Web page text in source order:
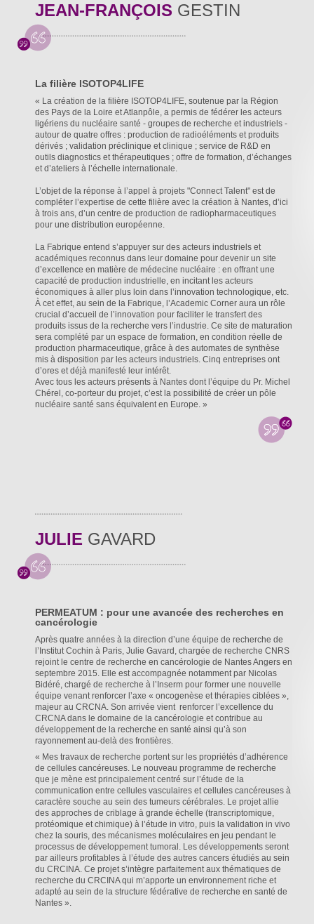
JEAN-FRANÇOIS GESTIN
La filière ISOTOP4LIFE
« La création de la filière ISOTOP4LIFE, soutenue par la Région
des Pays de la Loire et Atlanpôle, a permis de fédérer les acteurs
ligériens du nucléaire santé - groupes de recherche et industriels -
autour de quatre offres : production de radioéléments et produits
dérivés ; validation préclinique et clinique ; service de R&D en
outils diagnostics et thérapeutiques ; offre de formation, d’échanges
et d’ateliers à l’échelle internationale.
L’objet de la réponse à l’appel à projets "Connect Talent" est de
compléter l’expertise de cette filière avec la création à Nantes, d’ici
à trois ans, d’un centre de production de radiopharmaceutiques
pour une distribution européenne.
La Fabrique entend s’appuyer sur des acteurs industriels et
académiques reconnus dans leur domaine pour devenir un site
d’excellence en matière de médecine nucléaire : en offrant une
capacité de production industrielle, en incitant les acteurs
économiques à aller plus loin dans l’innovation technologique, etc.
À cet effet, au sein de la Fabrique, l’Academic Corner aura un rôle
crucial d’accueil de l’innovation pour faciliter le transfert des
produits issus de la recherche vers l’industrie. Ce site de maturation
sera complété par un espace de formation, en condition réelle de
production pharmaceutique, grâce à des automates de synthèse
mis à disposition par les acteurs industriels. Cinq entreprises ont
d’ores et déjà manifesté leur intérêt.
Avec tous les acteurs présents à Nantes dont l’équipe du Pr. Michel
Chérel, co-porteur du projet, c’est la possibilité de créer un pôle
nucléaire santé sans équivalent en Europe. »
JULIE GAVARD
PERMEATUM : pour une avancée des recherches en
cancérologie
Après quatre années à la direction d’une équipe de recherche de
l’Institut Cochin à Paris, Julie Gavard, chargée de recherche CNRS
rejoint le centre de recherche en cancérologie de Nantes Angers en
septembre 2015. Elle est accompagnée notamment par Nicolas
Bidéré, chargé de recherche à l’Inserm pour former une nouvelle
équipe venant renforcer l’axe « oncogenèse et thérapies ciblées »,
majeur au CRCNA. Son arrivée vient renforcer l’excellence du
CRCNA dans le domaine de la cancérologie et contribue au
développement de la recherche en santé ainsi qu’à son
rayonnement au-delà des frontières.
« Mes travaux de recherche portent sur les propriétés d’adhérence
de cellules cancéreuses. Le nouveau programme de recherche
que je mène est principalement centré sur l’étude de la
communication entre cellules vasculaires et cellules cancéreuses à
caractère souche au sein des tumeurs cérébrales. Le projet allie
des approches de criblage à grande échelle (transcriptomique,
protéomique et chimique) à l’étude in vitro, puis la validation in vivo
chez la souris, des mécanismes moléculaires en jeu pendant le
processus de développement tumoral. Les développements seront
par ailleurs profitables à l’étude des autres cancers étudiés au sein
du CRCINA. Ce projet s’intègre parfaitement aux thématiques de
recherche du CRCINA qui m’apporte un environnement riche et
adapté au sein de la structure fédérative de recherche en santé de
Nantes ».